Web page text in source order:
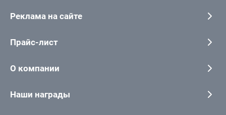
Реклама на сайте
Прайс-лист
О компании
Наши награды